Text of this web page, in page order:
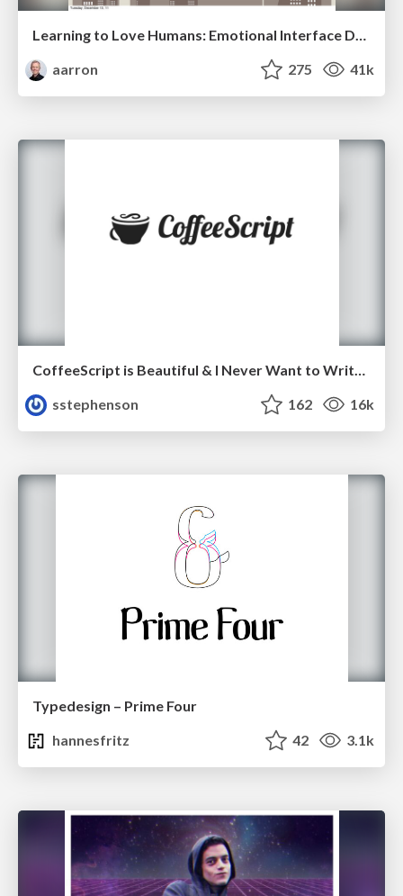
Learning to Love Humans: Emotional Interface Design
aarron
275 41k
CoffeeScript is Beautiful & I Never Want to Write Plain JavaScript Again
sstephenson
162 16k
Typedesign – Prime Four
hannesfritz
42 3.1k